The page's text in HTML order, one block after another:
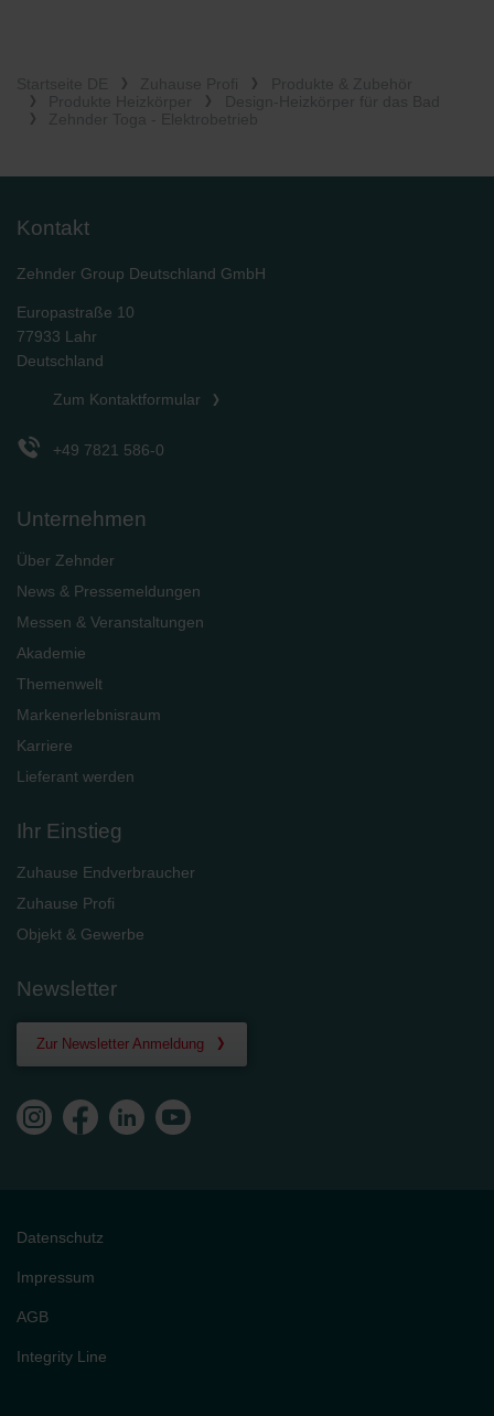
Kontakt
Zehnder Group Deutschland GmbH
Europastraße 10
77933 Lahr
Deutschland
Zum Kontaktformular
+49 7821 586-0
Unternehmen
Über Zehnder
News & Pressemeldungen
Messen & Veranstaltungen
Akademie
Themenwelt
Markenerlebnisraum
Karriere
Lieferant werden
Ihr Einstieg
Zuhause Endverbraucher
Zuhause Profi
Objekt & Gewerbe
Newsletter
Zur Newsletter Anmeldung
Datenschutz
Impressum
AGB
Integrity Line